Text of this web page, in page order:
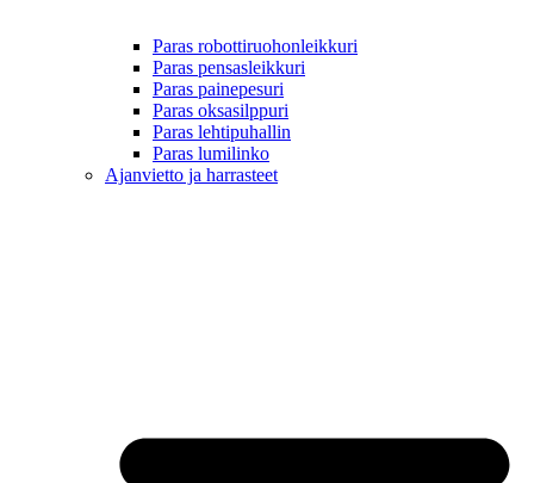
Paras robottiruohonleikkuri
Paras pensasleikkuri
Paras painepesuri
Paras oksasilppuri
Paras lehtipuhallin
Paras lumilinko
Ajanvietto ja harrasteet